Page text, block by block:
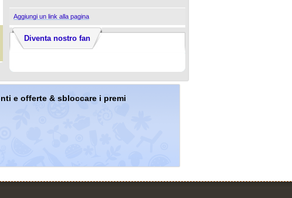
Aggiungi un link alla pagina
Diventa nostro fan
e offerte & sbloccare i premi